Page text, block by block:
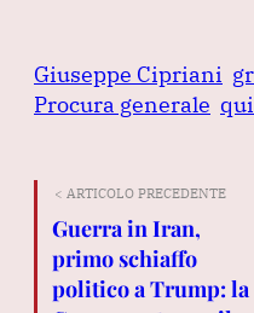
Giuseppe Cipriani
Procura generale
< ARTICOLO PRECEDENTE
Guerra in Iran,
primo schiaffo
politico a Trump: la